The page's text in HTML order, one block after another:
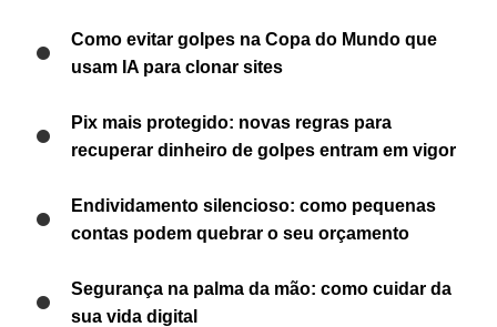
Como evitar golpes na Copa do Mundo que
usam IA para clonar sites
Pix mais protegido: novas regras para
recuperar dinheiro de golpes entram em vigor
Endividamento silencioso: como pequenas
contas podem quebrar o seu orçamento
Segurança na palma da mão: como cuidar da
sua vida digital